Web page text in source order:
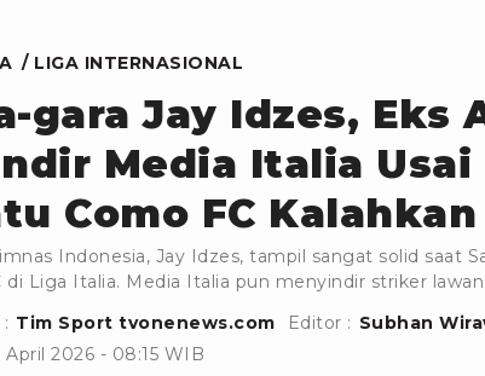
LIGA INTERNASIONAL
gara Jay Idzes, Eks
Media Italia Usai
Como FC
Indonesia, Jay Idzes, tampil sangat solid saat
di Liga Italia. Media Italia pun menyindir striker
Tim Sport tvonenews.com Editor : Subhan
April 2026 - 08:15 WIB